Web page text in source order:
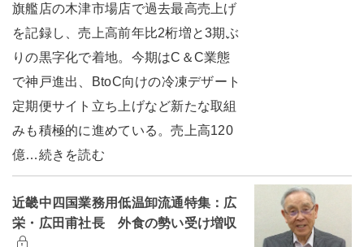
旗艦店の木津市場店で過去最高売上げ
を記録し、売上高前年比2桁増と3期ぶ
りの黒字化で着地。今期はC＆C業態
で神戸進出、BtoC向けの冷凍デザート
定期便サイト立ち上げなど新たな取組
みも積極的に進めている。売上高120
億…続きを読む
近畿中四国業務用低温卸流通特集：広
栄・広田甫社長 外食の勢い受け増収